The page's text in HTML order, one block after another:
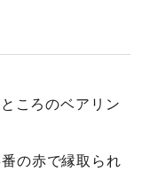
ころのベアリン
の赤で縁取られ